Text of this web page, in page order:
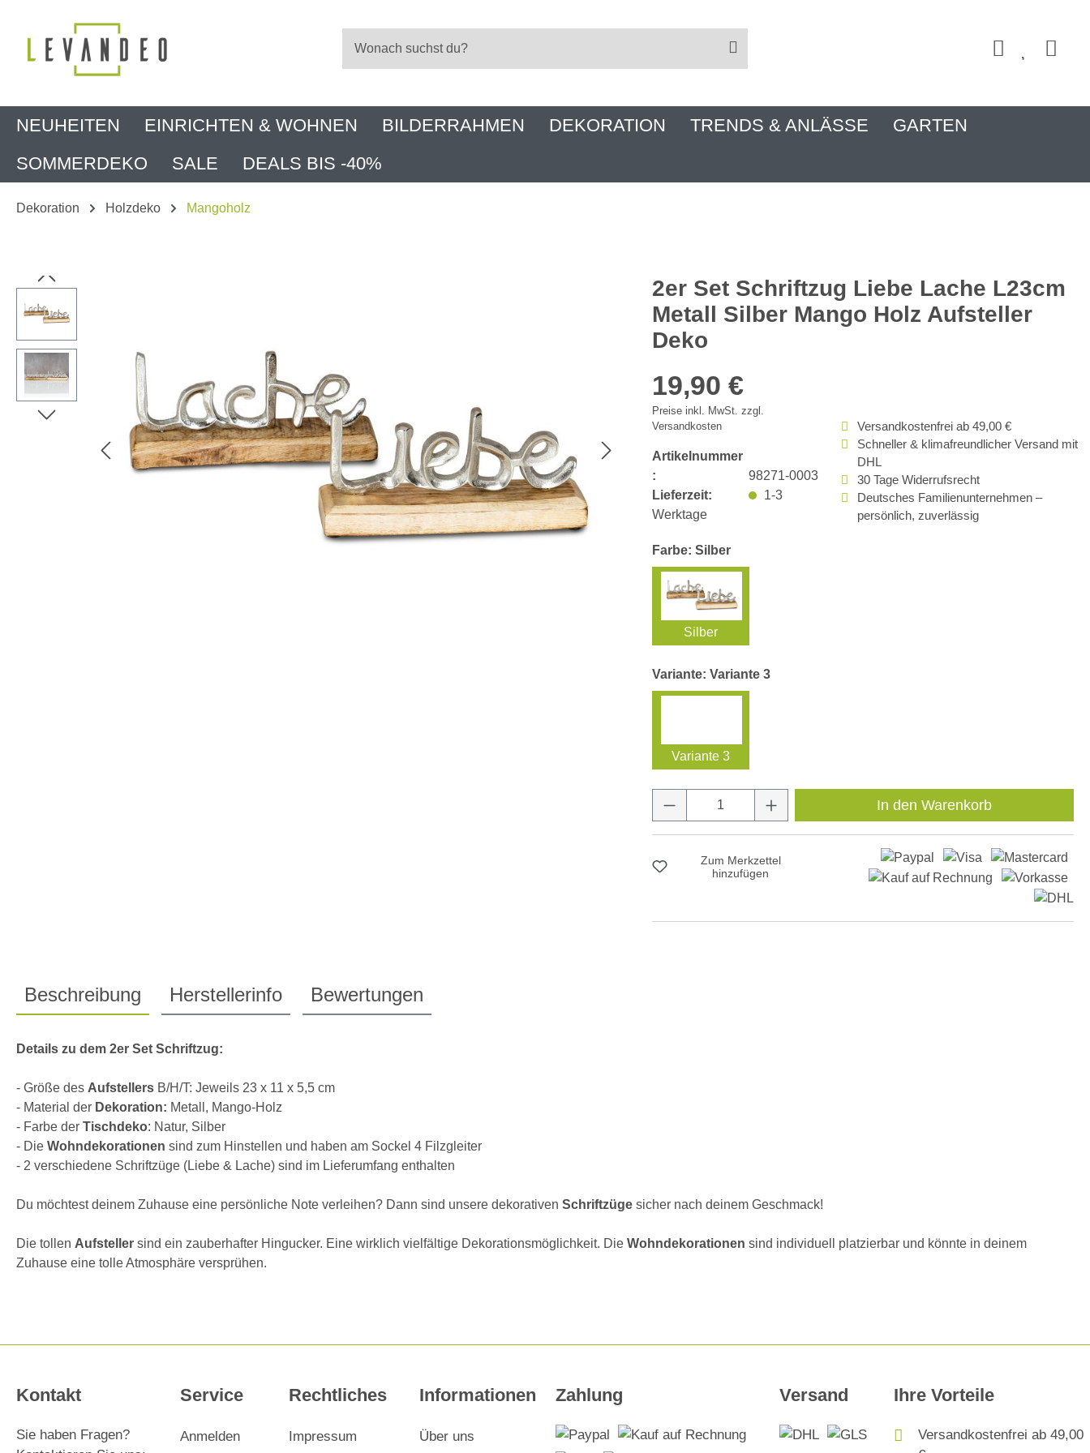
NEUHEITEN EINRICHTEN & WOHNEN BILDERRAHMEN DEKORATION TRENDS & ANLÄSSE
GARTEN
SOMMERDEKO
SALE DEALS BIS -40%
Dekoration Holzdeko Mangoholz
Bildergalerie überspringen
2er Set Schriftzug Liebe Lache L23cm
Metall Silber Mango Holz Aufsteller
Deko
19,90 €
Preise inkl. MwSt. zzgl.
Versandkosten
Artikelnummer
:
98271-0003
Lieferzeit:
1-3
Werktage
Versandkostenfrei ab 49,00 €
Schneller & klimafreundlicher Versand mit
DHL
30 Tage Widerrufsrecht
Deutsches Familienunternehmen –
persönlich, zuverlässig
Farbe: Silber
Silber
Variante: Variante 3
Variante 3
Produkt Anzahl: Gib den gewünschten Wert ein
In den Warenkorb
Zum Merkzettel
hinzufügen
Beschreibung Herstellerinfo Bewertungen
Details zu dem 2er Set Schriftzug:
- Größe des Aufstellers B/H/T: Jeweils 23 x 11 x 5,5 cm
- Material der Dekoration: Metall, Mango-Holz
- Farbe der Tischdeko: Natur, Silber
- Die Wohndekorationen sind zum Hinstellen und haben am Sockel 4 Filzgleiter
- 2 verschiedene Schriftzüge (Liebe & Lache) sind im Lieferumfang enthalten
Du möchtest deinem Zuhause eine persönliche Note verleihen? Dann sind unsere dekorativen Schriftzüge sicher nach deinem Geschmack!
Die tollen Aufsteller sind ein zauberhafter Hingucker. Eine wirklich vielfältige Dekorationsmöglichkeit. Die Wohndekorationen sind individuell platzierbar und könnte in deinem
Zuhause eine tolle Atmosphäre versprühen.
Kontakt
Sie haben Fragen?
Service
Anmelden
Rechtliches
Impressum
Informationen
Über uns
Zahlung Versand Ihre Vorteile
Versandkostenfrei ab 49,00